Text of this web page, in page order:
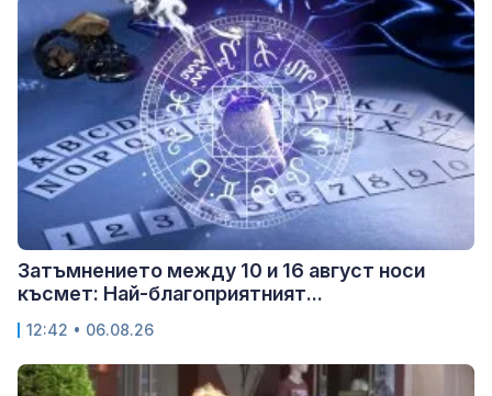
Затъмнението между 10 и 16 август носи
късмет: Най-благоприятният...
12:42 • 06.08.26